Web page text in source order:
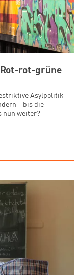
rot-grüne
Asylpolitik
– bis die
nun weiter?